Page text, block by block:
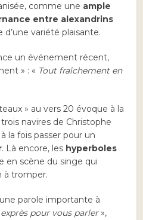
comme une ample
entre alexandrins
d’une variété plaisante.
un événement récent,
» : « Tout fraîchement en
» au vers 20 évoque à la
navires de Christophe
la fois passer pour un
. Là encore, les hyperboles
en scène du singe qui
à tromper.
parole importante à
exprès pour vous parler»,